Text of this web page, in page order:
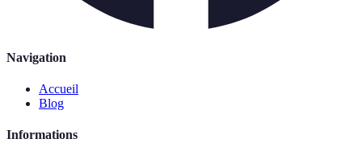
Navigation
Accueil
Blog
Informations